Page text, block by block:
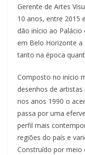
Gerente de Artes
10 anos, entre 2015
dão início ao
em Belo Horizonte a
tanto na época
Composto no início
desenhos de
nos anos 1990 o
passa por uma
perfil mais
regiões do país e
Construído por meio